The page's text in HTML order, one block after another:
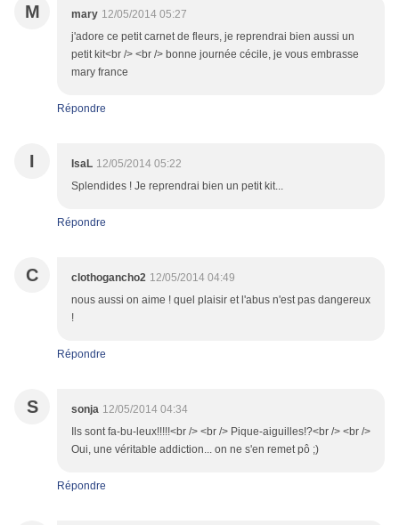
M mary 12/05/2014 05:27
j'adore ce petit carnet de fleurs, je reprendrai bien aussi un
petit kit<br /> <br /> bonne journée cécile, je vous embrasse
mary france
Répondre
I IsaL 12/05/2014 05:22
Splendides ! Je reprendrai bien un petit kit...
Répondre
C clothogancho2 12/05/2014 04:49
nous aussi on aime ! quel plaisir et l'abus n'est pas dangereux
!
Répondre
S sonja 12/05/2014 04:34
Ils sont fa-bu-leux!!!!!<br /> <br /> Pique-aiguilles!?<br /> <br />
Oui, une véritable addiction... on ne s'en remet pô ;)
Répondre